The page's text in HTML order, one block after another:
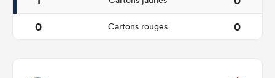
0
Cartons rouges 0